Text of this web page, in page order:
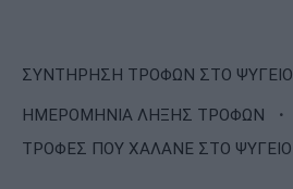
ΣΥΝΤΗΡΗΣΗ ΤΡΟΦΩΝ ΣΤΟ ΨΥΓΕΙΟ
ΗΜΕΡΟΜΗΝΙΑ ΛΗΞΗΣ ΤΡΟΦΩΝ ·
ΤΡΟΦΕΣ ΠΟΥ ΧΑΛΑΝΕ ΣΤΟ ΨΥΓΕΙΟ